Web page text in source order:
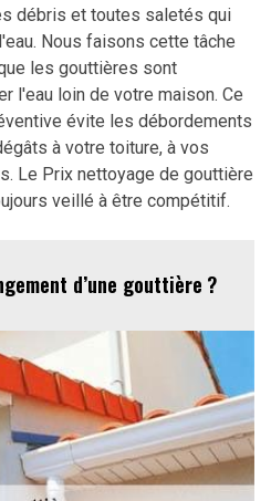
débris et toutes saletés qui
Nous faisons cette tâche
les gouttières sont
l'eau loin de votre maison. Ce
évite les débordements
à votre toiture, à vos
Le Prix nettoyage de gouttière
veillé à être compétitif.
d’une gouttière ?